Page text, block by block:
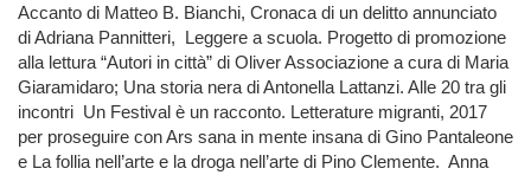
Accanto di Matteo B. Bianchi, Cronaca di un delitto annunciato
di Adriana Pannitteri, Leggere a scuola. Progetto di promozione
alla lettura “Autori in città” di Oliver Associazione a cura di Maria
Giaramidaro; Una storia nera di Antonella Lattanzi. Alle 20 tra gli
incontri Un Festival è un racconto. Letterature migranti, 2017
per proseguire con Ars sana in mente insana di Gino Pantaleone
e La follia nell’arte e la droga nell’arte di Pino Clemente. Anna